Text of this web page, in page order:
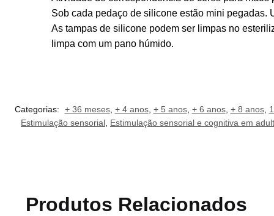
Sob cada pedaço de silicone estão mini pegadas.
As tampas de silicone podem ser limpas no
limpa com um pano húmido.
Categorias:
+ 36 meses, + 4 anos, + 5 anos, + 6 anos, + 8 anos,
Estimulação sensorial Estimulação sensorial e cognitiva em
Produtos Relacionados